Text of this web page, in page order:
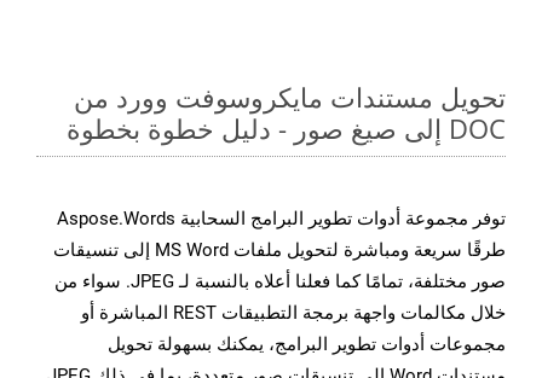
تحويل مستندات مايكروسوفت وورد من
DOC إلى صيغ صور - دليل خطوة بخطوة
توفر مجموعة أدوات تطوير البرامج السحابية Aspose.Words
طرقًا سريعة ومباشرة لتحويل ملفات MS Word إلى تنسيقات
صور مختلفة، تمامًا كما فعلنا أعلاه بالنسبة لـ JPEG. سواء من
خلال مكالمات واجهة برمجة التطبيقات REST المباشرة أو
مجموعات أدوات تطوير البرامج، يمكنك بسهولة تحويل